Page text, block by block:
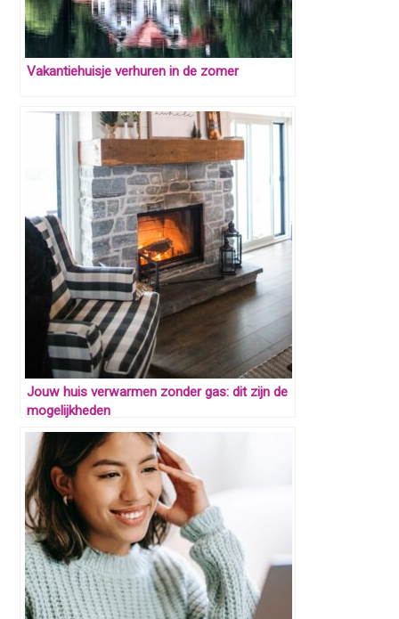
Vakantiehuisje verhuren in de zomer
Jouw huis verwarmen zonder gas: dit zijn de
mogelijkheden